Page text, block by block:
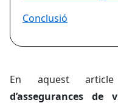
Conclusió
En aquest
d’assegurances